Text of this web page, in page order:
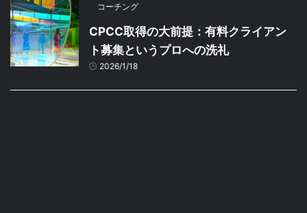
コーチング
CPCC取得の大前提：有料クライアン
ト募集というプロへの洗礼
2026/1/18